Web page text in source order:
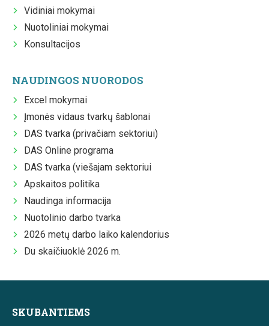
Vidiniai mokymai
Nuotoliniai mokymai
Konsultacijos
NAUDINGOS NUORODOS
Excel mokymai
Įmonės vidaus tvarkų šablonai
DAS tvarka (privačiam sektoriui)
DAS Online programa
DAS tvarka (viešajam sektoriui
Apskaitos politika
Naudinga informacija
Nuotolinio darbo tvarka
2026 metų darbo laiko kalendorius
Du skaičiuoklė 2026 m.
SKUBANTIEMS